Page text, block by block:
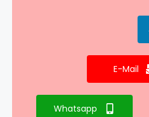
E-Mail
Whatsapp